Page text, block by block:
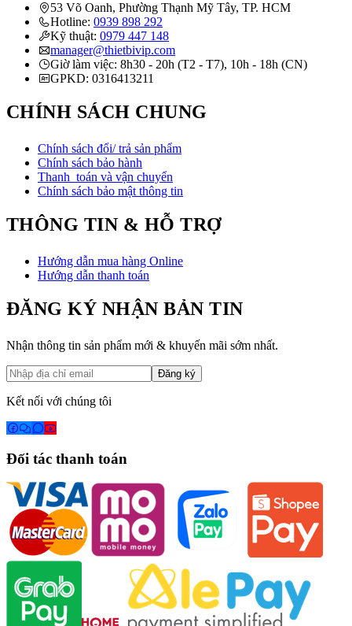
53 Võ Oanh, Phường Thạnh Mỹ Tây, TP. HCM
Hotline: 0939 898 292
Kỹ thuật: 0979 447 148
manager@thietbivip.com
Giờ làm việc: 8h30 - 20h (T2 - T7), 10h - 18h (CN)
GPKD: 0316413211
CHÍNH SÁCH CHUNG
Chính sách đổi/ trả sản phẩm
Chính sách bảo hành
Thanh toán và vận chuyển
Chính sách bảo mật thông tin
THÔNG TIN & HỖ TRỢ
Hướng dẫn mua hàng Online
Hướng dẫn thanh toán
ĐĂNG KÝ NHẬN BẢN TIN
Nhận thông tin sản phẩm mới & khuyến mãi sớm nhất.
Đăng ký
Kết nối với chúng tôi
Đối tác thanh toán